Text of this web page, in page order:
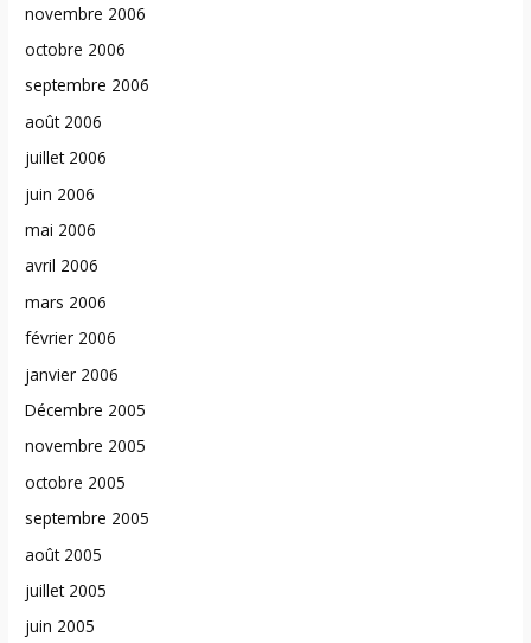
novembre 2006
octobre 2006
septembre 2006
août 2006
juillet 2006
juin 2006
mai 2006
avril 2006
mars 2006
février 2006
janvier 2006
Décembre 2005
novembre 2005
octobre 2005
septembre 2005
août 2005
juillet 2005
juin 2005